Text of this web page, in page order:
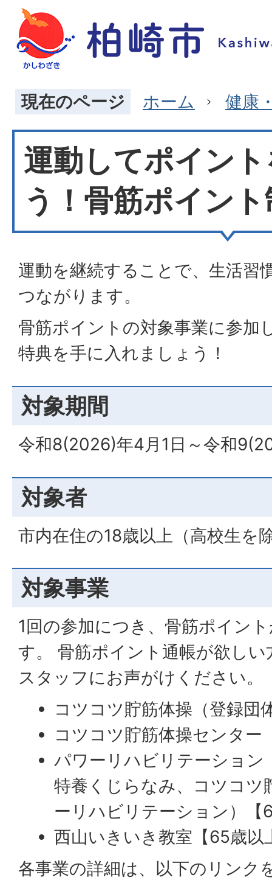
現在のページ ホーム 健康
運動してポイン
う！骨筋ポイン
運動を継続することで、生活習
つながります。
骨筋ポイントの対象事業に参加
特典を手に入れましょう！
対象期間
令和8(2026)年4月1日～令和
対象者
市内在住の18歳以上（高校生を
対象事業
1回の参加につき、骨筋ポイン
す。 骨筋ポイント通帳が欲し
スタッフにお声がけください。
コツコツ貯筋体操（登録団
コツコツ貯筋体操センター
パワーリハビリテーション
特養くじらなみ、コツコツ
ーリハビリテーション）【
西山いきいき教室【65歳以
各事業の詳細は、以下のリンク